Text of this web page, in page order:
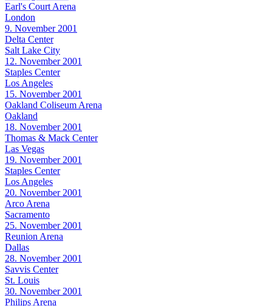
Earl's Court Arena
London
9. November 2001
Delta Center
Salt Lake City
12. November 2001
Staples Center
Los Angeles
15. November 2001
Oakland Coliseum Arena
Oakland
18. November 2001
Thomas & Mack Center
Las Vegas
19. November 2001
Staples Center
Los Angeles
20. November 2001
Arco Arena
Sacramento
25. November 2001
Reunion Arena
Dallas
28. November 2001
Savvis Center
St. Louis
30. November 2001
Philips Arena